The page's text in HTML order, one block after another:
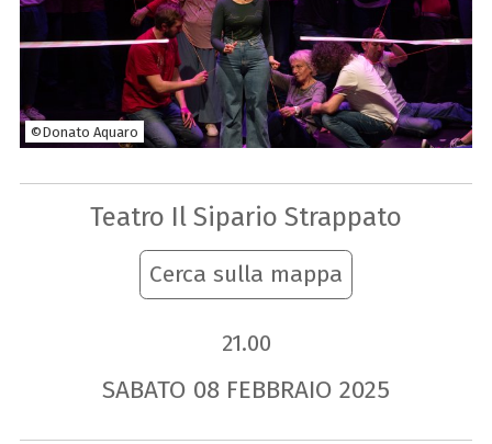
©Donato Aquaro
Teatro Il Sipario Strappato
Cerca sulla mappa
21.00
SABATO 08 FEBBRAIO 2025